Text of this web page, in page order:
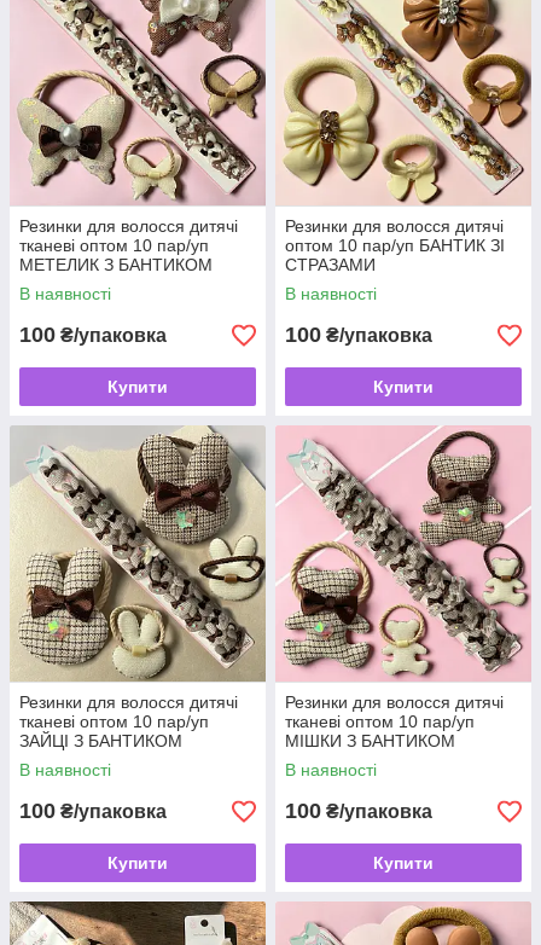
Резинки для волосся дитячі
тканеві оптом 10 пар/уп
МЕТЕЛИК З БАНТИКОМ
В наявності
100 ₴/упаковка
Купити
Резинки для волосся дитячі
оптом 10 пар/уп БАНТИК ЗІ
СТРАЗАМИ
В наявності
100 ₴/упаковка
Купити
Резинки для волосся дитячі
тканеві оптом 10 пар/уп
ЗАЙЦІ З БАНТИКОМ
В наявності
100 ₴/упаковка
Купити
Резинки для волосся дитячі
тканеві оптом 10 пар/уп
МІШКИ З БАНТИКОМ
В наявності
100 ₴/упаковка
Купити